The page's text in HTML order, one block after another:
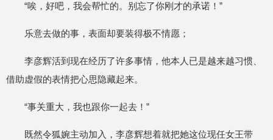
“唉，好吧，我会帮忙的。别忘了你刚才的承诺！”
乐意去做的事，表面却要装得极不情愿；
李彦辉活到现在经历了许多事情，他本人已是越来越习惯、
借助虚假的表情把心思隐藏起来。
“事关重大，我也跟你一起去！”
既然令狐婉主动加入，李彦辉想着就把她这位现任女王带